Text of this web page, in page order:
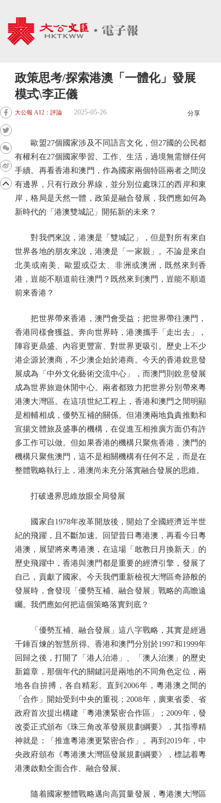
政策思考/探索港澳「一體化」發展
模式\李正儀
大公報 A12：評論 2025-05-26 分享
歐盟27個國家涉及不同語言文化，但27國的公民都
有權利在27個國家學習、工作、生活，過境無需辦任何
手續。再看香港和澳門，作為國家兩個特區兩者之間沒
有邊界，只有行政分界線，並分別位處珠江的西岸和東
岸，格局是天然一體，政策是融合發展，我們應如何為
新時代的「港澳雙城記」開拓新的未來？
對我們來說，港澳是「雙城記」，但是對所有來自
世界各地的朋友來說，港澳是「一家親」。不論是來自
北美或南美、歐盟或亞太、非洲或澳洲，既然來到香
港，豈能不順道前往澳門？既然來到澳門，豈能不順道
前來香港？
把世界帶來香港，澳門會受益；把世界帶往澳門，
香港同樣會獲益。奔向世界時，港澳攜手「走出去」，
陣容更鼎盛、內容更豐富、對世界更吸引。歷史上不少
港企源於澳商，不少澳企始於港商。今天的香港銳意發
展成為「中外文化藝術交流中心」，而澳門則銳意發展
成為世界旅遊休閒中心。兩者都致力把世界分別帶來粵
港澳大灣區。在這項世紀工程上，香港和澳門之間明顯
是相輔相成，優勢互補的關係。但港澳兩地負責推動和
宣揚文體旅及盛事的機構，在促進互相推廣方面仍有許
多工作可以做。但如果香港的機構只聚焦香港，澳門的
機構只聚焦澳門，這不是相關機構有任何不足，而是在
整體戰略執行上，港澳尚未充分落實融合發展的思維。
打破邊界思維放眼全局發展
國家自1978年改革開放後，開始了全國經濟近半世
紀的飛躍，且不斷加速。回望昔日粵港澳，再看今日粵
港澳，展望將來粵港澳，在這場「敢教日月換新天」的
歷史飛躍中，香港與澳門都是重要的經濟引擎，發展了
自己，貢獻了國家。今天我們重新檢視大灣區奇跡般的
發展時，會發現「優勢互補、融合發展」戰略的高瞻遠
矚。我們應如何把這個策略落實到底？
「優勢互補、融合發展」這八字戰略，其實是經過
千錘百煉的智慧所得。香港和澳門分別於1997和1999年
回歸之後，打開了「港人治港」、「澳人治澳」的歷史
新篇章，那個年代的關鍵詞是兩地的不同角色定位，兩
地各自拚搏，各自精彩。直到2006年，粵港澳之間的
「合作」開始受到中央的重視；2008年，廣東省委、省
政府首次提出構建「粵港澳緊密合作區」；2009年，發
改委正式頒布《珠三角改革發展規劃綱要》，其指導精
神就是：「推進粵港澳更緊密合作」。再到2019年，中
央政府頒布《粵港澳大灣區發展規劃綱要》，標誌着粵
港澳啟動全面合作、融合發展。
隨着國家整體戰略邁向高質量發展，粵港澳大灣區